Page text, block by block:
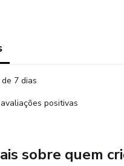
7 dias
positivas
sobre quem